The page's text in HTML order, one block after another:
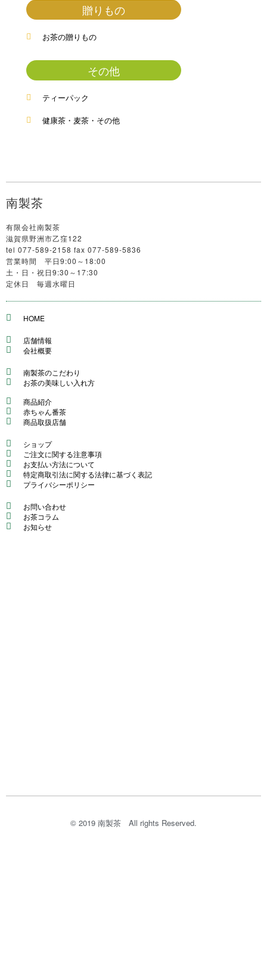
贈りもの
お茶の贈りもの
その他
ティーパック
健康茶・麦茶・その他
南製茶
有限会社南製茶
滋賀県野洲市乙窪122
tel 077-589-2158 fax 077-589-5836
営業時間 平日9:00～18:00
土・日・祝日9:30～17:30
定休日 毎週水曜日
HOME
店舗情報
会社概要
南製茶のこだわり
お茶の美味しい入れ方
商品紹介
赤ちゃん番茶
商品取扱店舗
ショップ
ご注文に関する注意事項
お支払い方法について
特定商取引法に関する法律に基づく表記
プライバシーポリシー
お問い合わせ
お茶コラム
お知らせ
© 2019 南製茶​ All rights Reserved.